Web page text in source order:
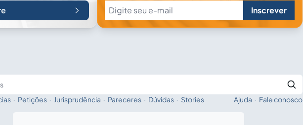
Inscrever
· Petições · Jurisprudência · Pareceres · Dúvidas · Stories Ajuda · Fale conosco